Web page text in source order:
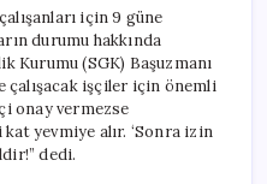
Uyarılar
için
için 9 güne
durumu hakkında
Kurumu (SGK) Başuzmanı
çalışacak işçiler için önemli
onay vermezse
kat yevmiye alır. ‘Sonra izin
dedi.